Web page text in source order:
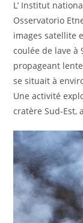
L’ Institut
Osservatorio
images satellite
coulée de lave à
propageant
se situait à
Une activité
cratère Sud-Est,